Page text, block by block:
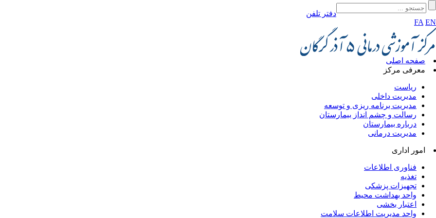
دفتر تلفن
FA EN
صفحه اصلی
معرفی مرکز
ریاست
مدیریت داخلی
مدیریت برنامه ریزی و توسعه
رسالت و چشم انداز بیمارستان
درباره بیمارستان
مدیریت درمانی
امور اداری
فناوری اطلاعات
تغذیه
تجهیزات پزشکی
واحد بهداشت محیط
اعتبار بخشی
واحد مدیریت اطلاعات سلامت